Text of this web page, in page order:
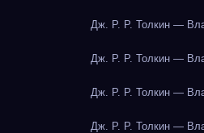
Дж. Р. Р. Толкин —
Дж. Р. Р. Толкин —
Дж. Р. Р. Толкин —
Дж. Р. Р. Толкин —